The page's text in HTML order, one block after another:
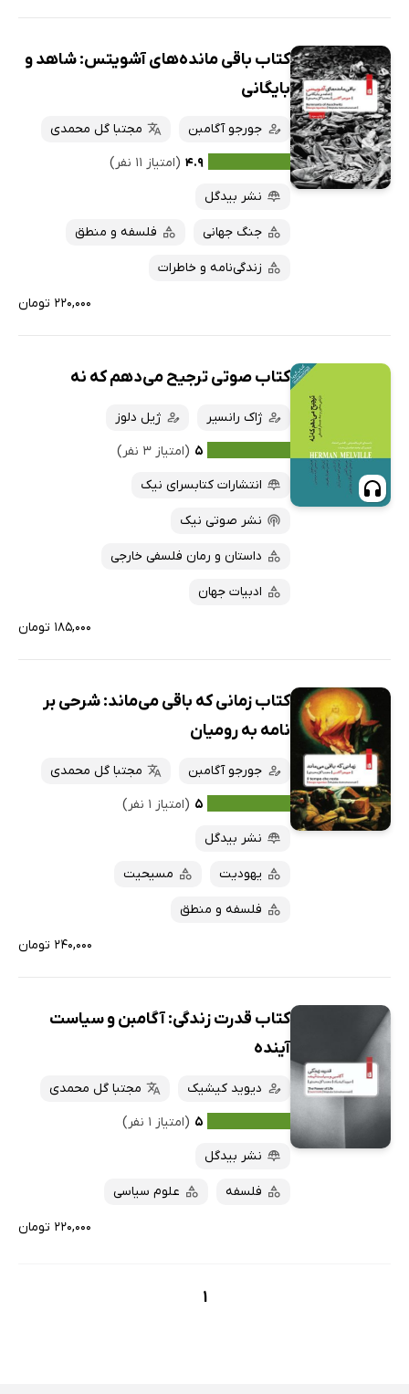
کتاب باقی مانده‌های آشویتس:‌ شاهد و
بایگانی
جورجو آگامبن
مجتبا گل محمدی
۴.۹ (امتیاز ۱۱ نفر)
نشر بیدگل
جنگ جهانی فلسفه و منطق
زندگی‌نامه و خاطرات
۲۲۰,۰۰۰ تومان
کتاب صوتی ترجیح می‌دهم که نه
ژاک رانسیر
ژیل دلوز
۵ (امتیاز ۳ نفر)
انتشارات کتابسرای نیک
نشر صوتی نیک
داستان و رمان فلسفی خارجی
ادبیات جهان
۱۸۵,۰۰۰ تومان
کتاب زمانی که باقی می‌ماند: شرحی بر
نامه به رومیان
جورجو آگامبن
مجتبا گل محمدی
۵ (امتیاز ۱ نفر)
نشر بیدگل
یهودیت مسیحیت
فلسفه و منطق
۲۴۰,۰۰۰ تومان
کتاب قدرت زندگی: آگامبن و سیاست
آینده
دیوید کیشیک
مجتبا گل محمدی
۵ (امتیاز ۱ نفر)
نشر بیدگل
فلسفه علوم سیاسی
۲۲۰,۰۰۰ تومان
1